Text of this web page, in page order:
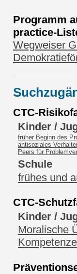
Programm
practice-
Wegweiser
CTC-
Kinder /
früher Beginn des
antisoziales
Peers für
Schule
frühes und
CTC-
Kinder /
Moralische